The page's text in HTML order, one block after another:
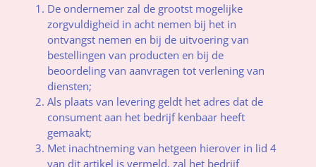
De ondernemer zal de grootst mogelijke
zorgvuldigheid in acht nemen bij het in
ontvangst nemen en bij de uitvoering van
bestellingen van producten en bij de
beoordeling van aanvragen tot verlening van
diensten;
Als plaats van levering geldt het adres dat de
consument aan het bedrijf kenbaar heeft
gemaakt;
Met inachtneming van hetgeen hierover in lid 4
van dit artikel is vermeld, zal het bedrijf